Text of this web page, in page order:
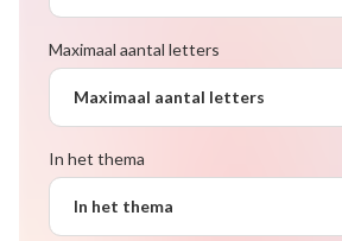
Maximaal aantal letters
Maximaal aantal letters
In het thema
In het thema